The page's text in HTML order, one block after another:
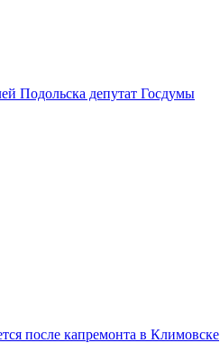
Подольска депутат Госдумы
после капремонта в Климовске